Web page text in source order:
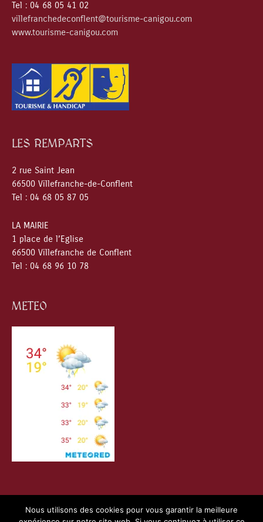
Tel : 04 68 05 41 02
villefranchedeconflent@tourisme-canigou.com
www.tourisme-canigou.com
LES REMPARTS
2 rue Saint Jean
66500 Villefranche-de-Conflent
Tel : 04 68 05 87 05
LA MAIRIE
1 place de l’Eglise
66500 Villefranche de Conflent
Tel : 04 68 96 10 78
METEO
Nous utilisons des cookies pour vous garantir la meilleure